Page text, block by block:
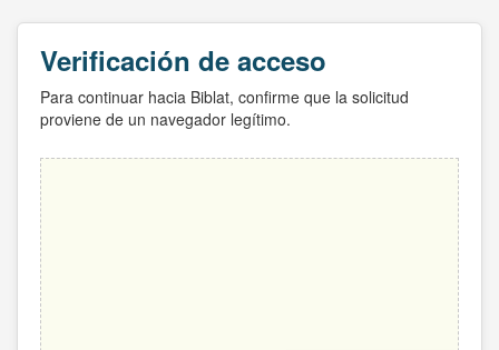
Verificación de acceso
Para continuar hacia Biblat, confirme que la solicitud
proviene de un navegador legítimo.